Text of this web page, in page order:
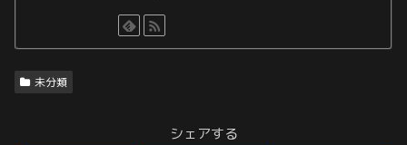
未分類
シェアする